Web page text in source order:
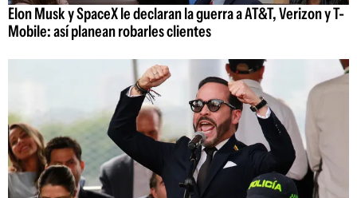
Elon Musk y SpaceX le declaran la guerra a AT&T, Verizon y T-
Mobile: así planean robarles clientes